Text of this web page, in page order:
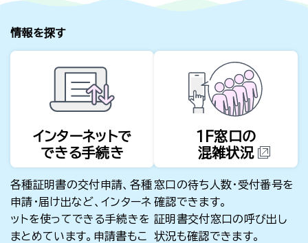
情報を探す
インターネットで
できる手続き
各種証明書の交付申請、各種
申請・届け出など、インターネ
ットを使ってできる手続きを
まとめています。申請書もこ
1F窓口の
混雑状況
窓口の待ち人数・受付番号を
確認できます。
証明書交付窓口の呼び出し
状況も確認できます。